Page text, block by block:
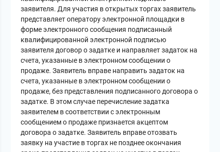
заявителя. Для участия в открытых торгах заявитель
представляет оператору электронной площадки в
форме электронного сообщения подписанный
квалифицированной электронной подписью
заявителя договор о задатке и направляет задаток на
счета, указанные в электронном сообщении о
продаже. Заявитель вправе направить задаток на
счета, указанные в электронном сообщении о
продаже, без представления подписанного договора о
задатке. В этом случае перечисление задатка
заявителем в соответствии с электронным
сообщением о продаже признается акцептом
договора о задатке. Заявитель вправе отозвать
заявку на участие в торгах не позднее окончания